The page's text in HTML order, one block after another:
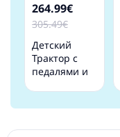
264.99€
305.49€
Детский
Трактор с
педалями и
Rolly Toys